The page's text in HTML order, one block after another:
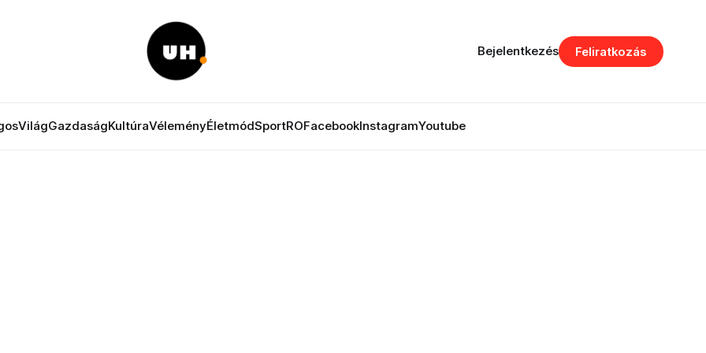
VilágGazdaságKultúraVéleményÉletmódSportROFacebookInstagramYoutube
Bejelentkezés Feliratkozás